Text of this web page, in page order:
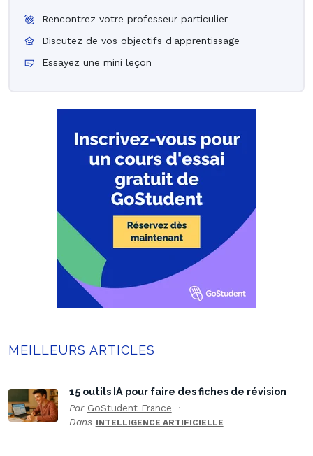
Rencontrez votre professeur particulier
Discutez de vos objectifs d'apprentissage
Essayez une mini leçon
MEILLEURS ARTICLES
15 outils IA pour faire des fiches de révision
Par GoStudent France
Dans INTELLIGENCE ARTIFICIELLE